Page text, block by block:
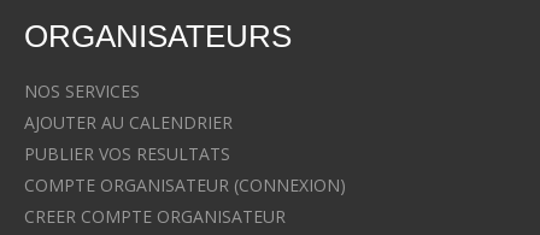
ORGANISATEURS
NOS SERVICES
AJOUTER AU CALENDRIER
PUBLIER VOS RESULTATS
COMPTE ORGANISATEUR (CONNEXION)
CREER COMPTE ORGANISATEUR